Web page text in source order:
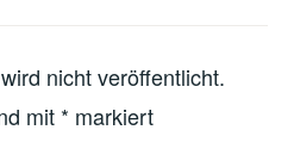
nicht veröffentlicht.
mit * markiert